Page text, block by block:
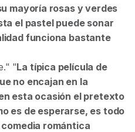
mayoría rosas y verdes
el pastel puede sonar
funciona bastante
.
La típica película de
no encajan en la
esta ocasión el pretexto
es de esperarse, es todo
romántica